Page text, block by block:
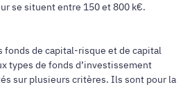
se situent entre 150 et 800 k€.
fonds de capital-risque et de capital
types de fonds d’investissement
sur plusieurs critères. Ils sont pour la